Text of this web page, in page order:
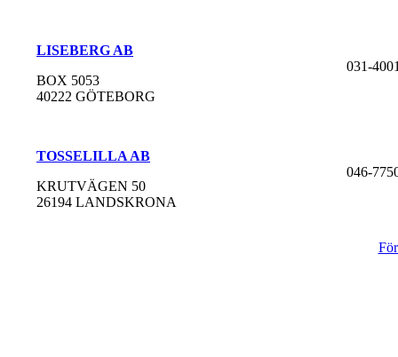
LISEBERG AB
BOX 5053
40222 GÖTEBORG
031-
TOSSELILLA AB
KRUTVÄGEN 50
26194 LANDSKRONA
046-